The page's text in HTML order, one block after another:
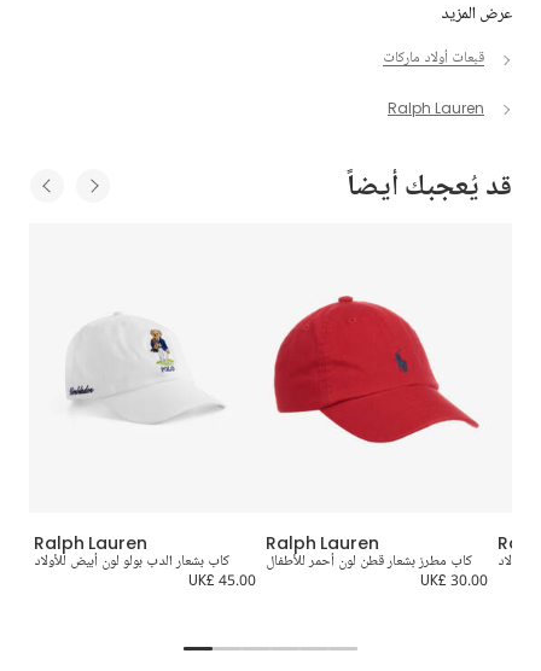
عرض المزيد
قبعات أولاد ماركات
Ralph Lauren
قد يُعجبك أيضاً
Ralph Lauren
كاب بشعار الدب بولو لون أبيض للأولاد
UK£ 45.00
Ralph Lauren
كاب مطرز بشعار قطن لون أحمر للأطفال
UK£ 30.00